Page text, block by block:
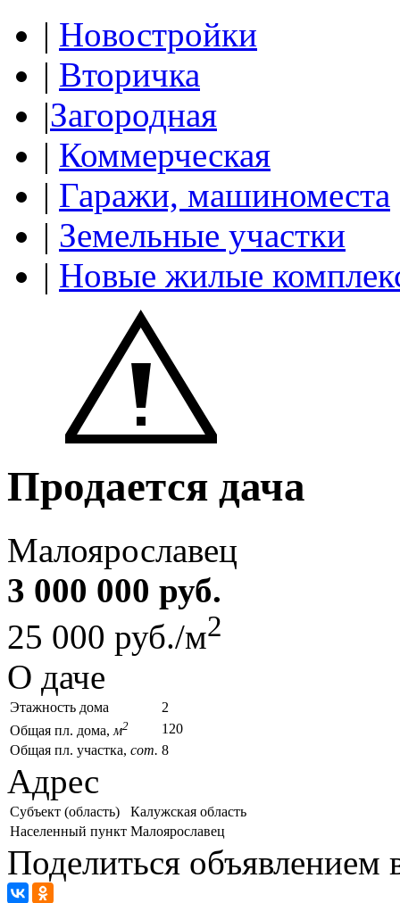
| Новостройки
| Вторичка
|Загородная
| Коммерческая
| Гаражи, машиноместа
| Земельные участки
| Новые жилые
Продается дача
Малоярославец
3 000 000 руб.
25 000 руб./м2
О даче
Этажность дома
2
Общая пл. дома, м2
120
Общая пл. участка, сот. 8
Адрес
Субъект (область)
Калужская область
Населенный пункт Малоярославец
Поделиться объявлением